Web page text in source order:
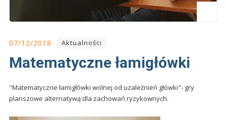
07/12/2018 Aktualności
Matematyczne łamigłówki
"Matematyczne łamigłówki wolnej od uzależnień główki"- gry
planszowe alternatywą dla zachowań ryzykownych.